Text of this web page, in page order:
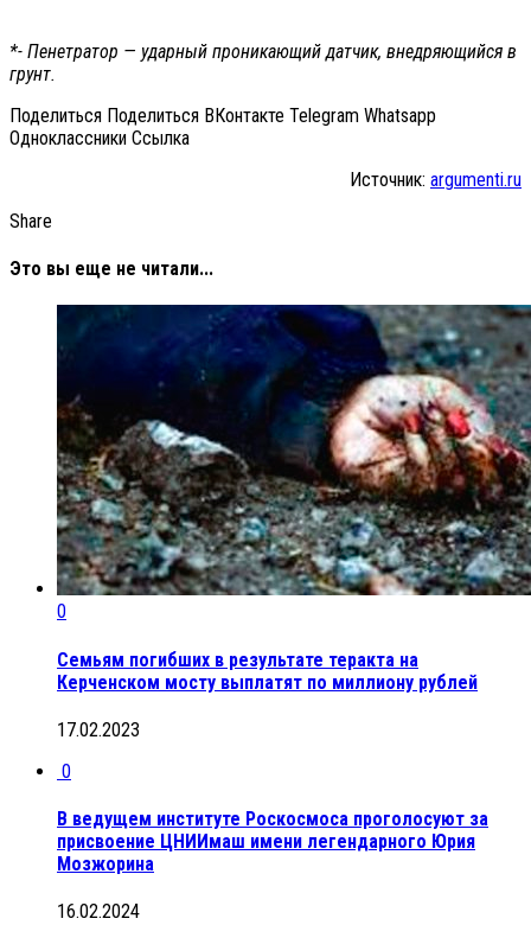
*- Пенетратор — ударный проникающий датчик, внедряющийся в
грунт.
Поделиться Поделиться ВКонтакте Telegram Whatsapp
Одноклассники Cсылка
Источник: argumenti.ru
Share
Это вы еще не читали...
0
Семьям погибших в результате теракта на
Керченском мосту выплатят по миллиону рублей
17.02.2023
0
В ведущем институте Роскосмоса проголосуют за
присвоение ЦНИИмаш имени легендарного Юрия
Мозжорина
16.02.2024